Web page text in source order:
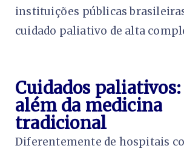
instituições públicas
cuidado paliativo de alta
Cuidados
além da medicina
tradicional
Diferentemente de hospitais